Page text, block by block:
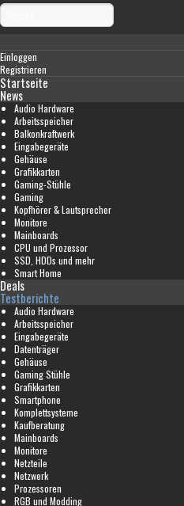
Einloggen
Registrieren
Startseite
News
Audio Hardware
Arbeitsspeicher
Balkonkraftwerk
Eingabegeräte
Gehäuse
Grafikkarten
Gaming-Stühle
Gaming
Kopfhörer & Lautsprecher
Monitore
Mainboards
CPU und Prozessor
SSD, HDDs und mehr
Smart Home
Deals
Testberichte
Audio Hardware
Arbeitsspeicher
Eingabegeräte
Datenträger
Gehäuse
Gaming Stühle
Grafikkarten
Smartphone
Komplettsysteme
Kaufberatung
Mainboards
Monitore
Netzteile
Netzwerk
Prozessoren
RGB und Modding